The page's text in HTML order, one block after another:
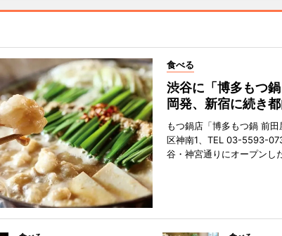
食べる
渋谷に「博多もつ
岡発、新宿に続き
もつ鍋店「博多もつ鍋 前
区神南1、TEL 03-5593-
谷・神宮通りにオープンした